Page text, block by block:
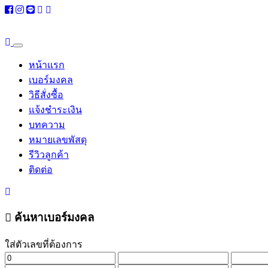
หน้าแรก
เบอร์มงคล
วิธีสั่งซื้อ
แจ้งชำระเงิน
บทความ
หมายเลขพัสดุ
รีวิวลูกค้า
ติดต่อ
ค้นหาเบอร์มงคล
ใส่ตัวเลขที่ต้องการ